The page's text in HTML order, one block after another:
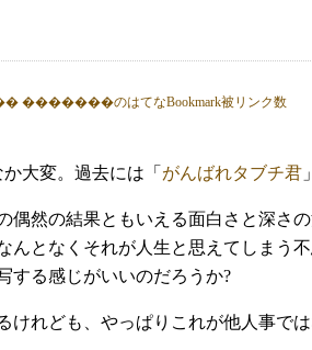
大変。過去には「 がんばれタブチ君
然の結果ともいえる面白さと深さ
んとなくそれが人生と思えてしまう
する感じがいいのだろうか?
れども、やっぱりこれが他人事で